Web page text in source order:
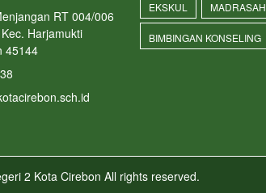
RT 004/006
Harjamukti
45144
EKSKUL MADRASAH
BIMBINGAN KONSELING
2 Kota Cirebon All rights reserved.